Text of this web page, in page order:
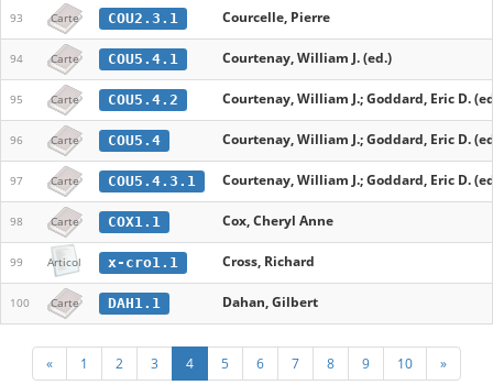
93 Carte COU2.3.1 Courcelle, Pierre
94 Carte COU5.4.1 Courtenay, William J. (ed.)
95 Carte COU5.4.2 Courtenay, William J.; Goddard, Eric D.
96 Carte COU5.4 Courtenay, William J.; Goddard, Eric D.
97 Carte COU5.4.3.1 Courtenay, William J.; Goddard, Eric D.
98 Carte COX1.1 Cox, Cheryl Anne
99 Articol x-cro1.1 Cross, Richard
100 Carte DAH1.1 Dahan, Gilbert
« 1 2 3 4 5 6 7 8 9 10 »